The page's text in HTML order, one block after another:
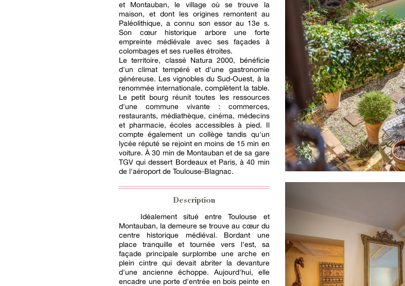
et Montauban, le village où se trouve la
maison, et dont les origines remontent au
Paléolithique, a connu son essor au 13e s.
Son cœur historique arbore une forte
empreinte médiévale avec ses façades à
colombages et ses ruelles étroites.
Le territoire, classé Natura 2000, bénéficie
d'un climat tempéré et d'une gastronomie
généreuse. Les vignobles du Sud-Ouest, à la
renommée internationale, complètent la table.
Le petit bourg réunit toutes les ressources
d'une commune vivante : commerces,
restaurants, médiathèque, cinéma, médecins
et pharmacie, écoles accessibles à pied. Il
compte également un collège tandis qu'un
lycée réputé se rejoint en moins de 15 min en
voiture. À 30 min de Montauban et de sa gare
TGV qui dessert Bordeaux et Paris, à 40 min
de l'aéroport de Toulouse-Blagnac.
Description
Idéalement situé entre Toulouse et
Montauban, la demeure se trouve au cœur du
centre historique médiéval. Bordant une
place tranquille et tournée vers l'est, sa
façade principale surplombe une arche en
plein cintre qui devait abriter la devanture
d'une ancienne échoppe. Aujourd'hui, elle
encadre une porte d'entrée en bois peinte en